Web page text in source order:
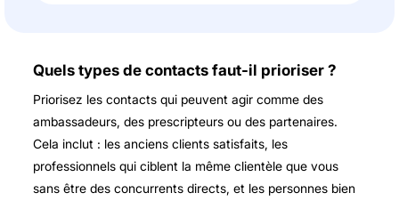
Quels types de contacts faut-il prioriser ?
Priorisez les contacts qui peuvent agir comme des
ambassadeurs, des prescripteurs ou des partenaires.
Cela inclut : les anciens clients satisfaits, les
professionnels qui ciblent la même clientèle que vous
sans être des concurrents directs, et les personnes bien